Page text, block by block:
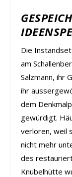
Die
am
Salzmann, ihr
ihr
dem
gewürdigt.
verloren, weil
nicht mehr
des
Knubelhütte